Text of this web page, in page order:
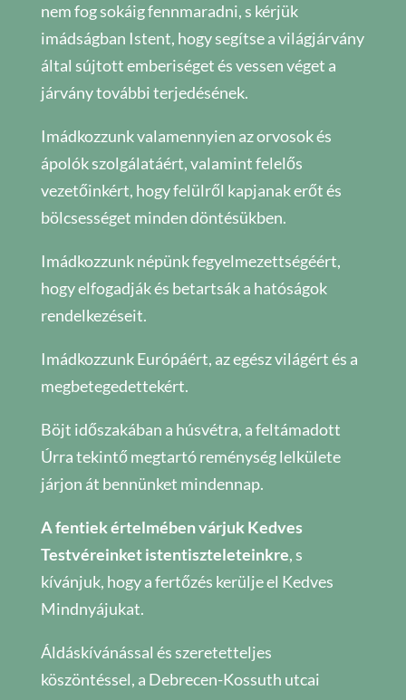
nem fog sokáig fennmaradni, s kérjük
imádságban Istent, hogy segítse a világjárvány
által sújtott emberiséget és vessen véget a
járvány további terjedésének.
Imádkozzunk valamennyien az orvosok és
ápolók szolgálatáért, valamint felelős
vezetőinkért, hogy felülről kapjanak erőt és
bölcsességet minden döntésükben.
Imádkozzunk népünk fegyelmezettségéért,
hogy elfogadják és betartsák a hatóságok
rendelkezéseit.
Imádkozzunk Európáért, az egész világért és a
megbetegedettekért.
Böjt időszakában a húsvétra, a feltámadott
Úrra tekintő megtartó reménység lelkülete
járjon át bennünket mindennap.
A fentiek értelmében várjuk Kedves
Testvéreinket istentiszteleteinkre, s
kívánjuk, hogy a fertőzés kerülje el Kedves
Mindnyájukat.
Áldáskívánással és szeretetteljes
köszöntéssel, a Debrecen-Kossuth utcai